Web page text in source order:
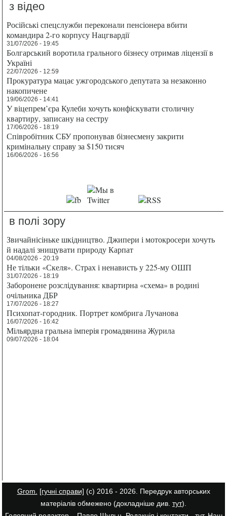
з відео
Російські спецслужби переконали пенсіонера вбити
командира 2-го корпусу Нацгвардії
31/07/2026 - 19:45
Болгарський воротила грального бізнесу отримав ліцензії в
Україні
22/07/2026 - 12:59
Прокуратура мацає ужгородського депутата за незаконно
накопичене
19/06/2026 - 14:41
У віцепрем’єра Кулеби хочуть конфіскувати столичну
квартиру, записану на сестру
17/06/2026 - 18:19
Співробітник СБУ пропонував бізнесмену закрити
кримінальну справу за $150 тисяч
16/06/2026 - 16:56
в полі зору
Звичайнісіньке шкідництво. Джипери і мотокросери хочуть
й надалі знищувати природу Карпат
04/08/2026 - 20:19
Не тільки «Скеля». Страх і ненависть у 225-му ОШП
31/07/2026 - 18:19
Заборонене розслідування: квартирна «схема» в родині
очільника ДБР
17/07/2026 - 18:27
Психопат-городник. Портрет комбрига Лучанова
16/07/2026 - 16:42
Мільярдна гральна імперія громадянина Журила
09/07/2026 - 18:04
Grom. [гучні справи] (с) 2016 - 2026. Передрук авторських
матеріалів обмежено (докладніше див. тут).